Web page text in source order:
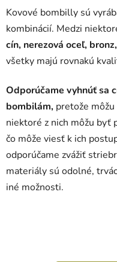
Kovové bombilly sú
kombinácií. Medzi
cín, nerezová oceľ,
všetky majú rovnakú
Odporúčame vyhnúť sa
bombilám, pretože
niektoré z nich môžu byť
čo môže viesť k ich
odporúčame zvážiť
materiály sú odolné,
iné možnosti.